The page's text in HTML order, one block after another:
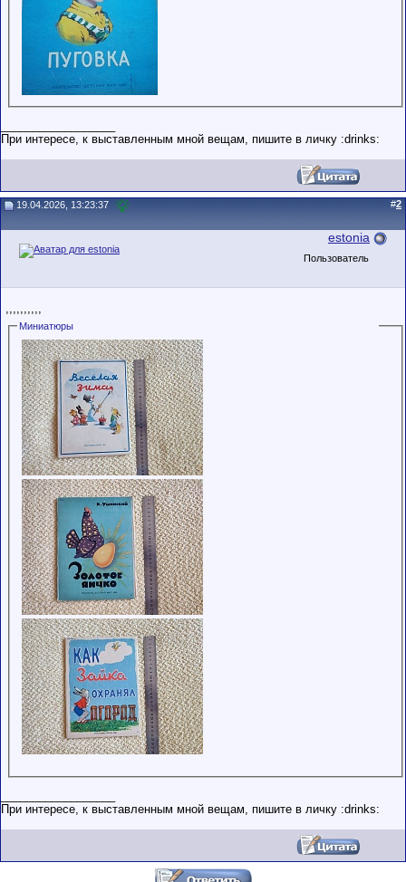
При интересe, к выставленным мной вещам, пишите в личку :drinks:
19.04.2026, 13:23:37 #2
estonia
Пользователь
,,,,,,,,,,
Миниатюры
При интересe, к выставленным мной вещам, пишите в личку :drinks: